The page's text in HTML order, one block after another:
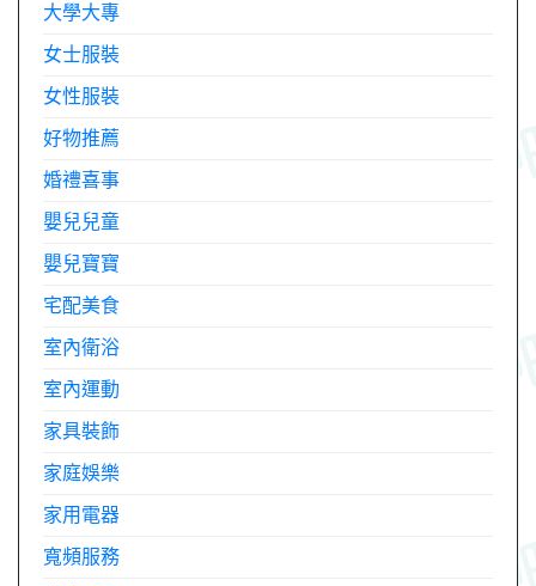
大學大專
女士服裝
女性服裝
好物推薦
婚禮喜事
嬰兒兒童
嬰兒寶寶
宅配美食
室內衛浴
室內運動
家具裝飾
家庭娛樂
家用電器
寬頻服務